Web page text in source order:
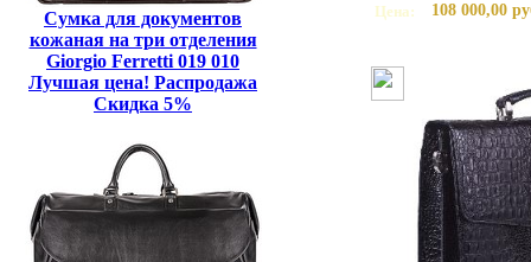
Сумка для документов
кожаная на три отделения
Giorgio Ferretti 019 010
Лучшая цена! Распродажа
Скидка 5%
Цена:
108 000,00